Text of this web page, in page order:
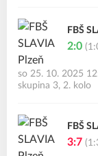
FBŠ
2:0
so 25. 10. 2025
skupina 3, 2. kolo
FBŠ
3:7